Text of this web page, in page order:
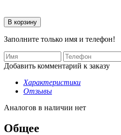
Заполните только имя и телефон!
Добавить комментарий к заказу
Характеристики
Отзывы
Аналогов в наличии нет
Общее